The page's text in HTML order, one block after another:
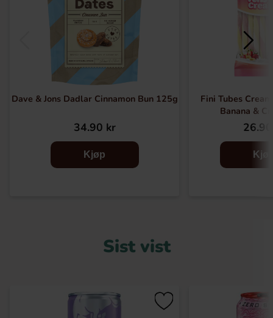
Dave & Jons Dadlar Cinnamon Bun 125g
34.90 kr
Kjøp
Fini Tubes
Banana &
Sist vist